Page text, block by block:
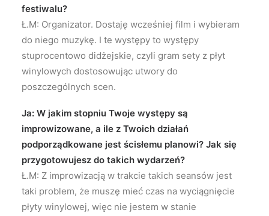
festiwalu?
Ł.M: Organizator. Dostaję wcześniej film i wybieram
do niego muzykę. I te występy to występy
stuprocentowo didżejskie, czyli gram sety z płyt
winylowych dostosowując utwory do
poszczególnych scen.
Ja: W jakim stopniu Twoje występy są
improwizowane, a ile z Twoich działań
podporządkowane jest ścisłemu planowi? Jak się
przygotowujesz do takich wydarzeń?
Ł.M: Z improwizacją w trakcie takich seansów jest
taki problem, że muszę mieć czas na wyciągnięcie
płyty winylowej, więc nie jestem w stanie